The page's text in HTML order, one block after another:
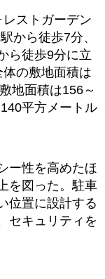
ストガーデン
から徒歩7分、
ら徒歩9分に立
の敷地面積は
地面積は156～
平方メートル
ー性を高めたほ
を図った。駐車
位置に設計する
セキュリティを